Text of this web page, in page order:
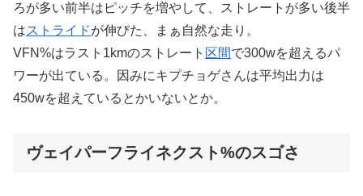
ろが多い前半はピッチを増やして、ストレートが多い後半
はストライドが伸びた、まぁ自然な走り。
VFN%はラスト1kmのストレート 区間で300wを超えるパ
ワーが出ている。因みにキプチョゲさんは平均出力は
450wを超えているとかいないとか。
ヴェイパーフライネクスト%のスゴさ